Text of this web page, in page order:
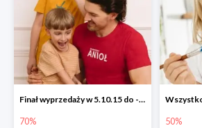
Finał wyprzedaży w 5.10.15 do -70%
70% 50%